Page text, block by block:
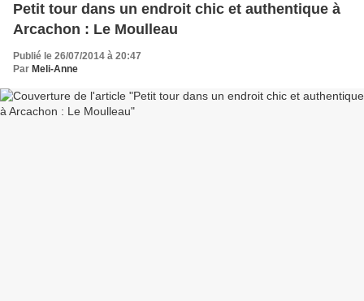
Petit tour dans un endroit chic et authentique à
Arcachon : Le Moulleau
Publié le 26/07/2014 à 20:47
Par Meli-Anne